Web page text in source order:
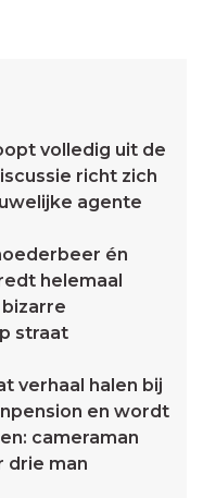
volledig uit de
richt zich
agente
én
helemaal
straat
verhaal halen bij
en wordt
cameraman
drie man